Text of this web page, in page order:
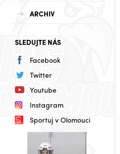
ARCHIV
SLEDUJTE NÁS
Facebook
Twitter
Youtube
Instagram
Sportuj v Olomouci